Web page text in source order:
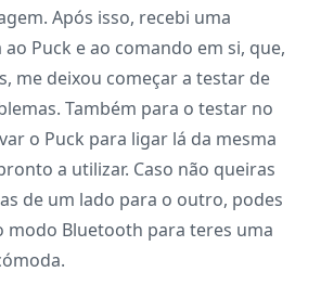
Após isso, recebi uma
Puck e ao comando em si, que,
me deixou começar a testar de
Também para o testar no
o Puck para ligar lá da mesma
a utilizar. Caso não queiras
de um lado para o outro, podes
modo Bluetooth para teres uma